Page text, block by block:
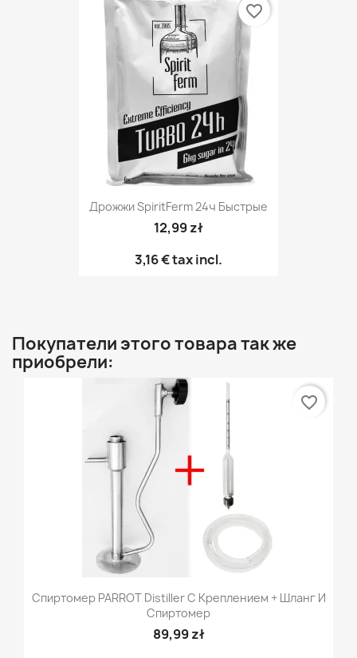
Дрожжи SpiritFerm 24ч Быстрые
12,99 zł
3,16 €tax incl.
favorite_border
Покупатели этого товара так же
приобрели:
Спиртомер PARROT Distiller С Креплением + Шланг И
Спиртомер
89,99 zł
favorite_border